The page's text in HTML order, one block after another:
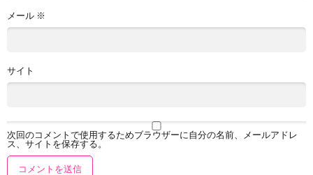
メール ※
サイト
次回のコメントで使用するためブラウザーに自分の名前、メールアドレ
ス、サイトを保存する。